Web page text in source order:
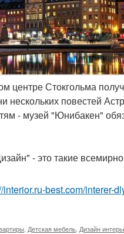
центре Стокгольма
нескольких повестей
- музей "Юнибакен"
- это такие
interior.ru-best.com/interer-
Детская мебель Дизайн